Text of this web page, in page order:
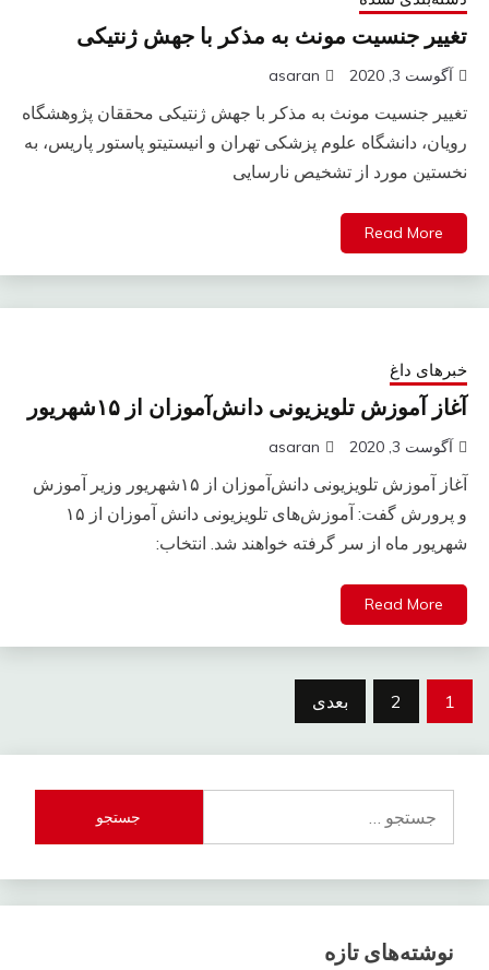
تغییر جنسیت مونث به مذکر با جهش ژنتیکی
آگوست 3, 2020 asaran
تغییر جنسیت مونث به مذکر با جهش ژنتیکی محققان پژوهشگاه
رویان، دانشگاه علوم پزشکی تهران و انیستیتو پاستور پاریس، به
نخستین مورد از تشخیص نارسایی
Read More
خبرهای داغ
آغاز آموزش تلویزیونی دانش‌آموزان از ۱۵شهریور
آگوست 3, 2020 asaran
آغاز آموزش تلویزیونی دانش‌آموزان از ۱۵شهریور وزیر آموزش
و پرورش گفت: آموزش‌های تلویزیونی دانش آموزان از ۱۵
شهریور ماه از سر گرفته خواهند شد. انتخاب:
Read More
راهبری
1
2 بعدی
برای:
نوشته‌های تازه